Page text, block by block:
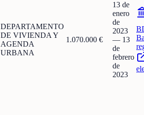
DEPARTAMENTO
DE VIVIENDA Y
AGENDA
URBANA
1.070.000 €
13 de
enero
de
2023
— 13
de
febrero
de
2023